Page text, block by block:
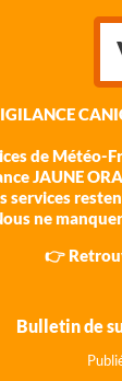
de Météo-
JAUNE
services
ne
👉
Bulletin de